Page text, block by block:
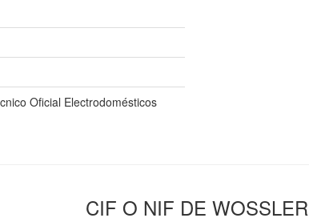
Oficial Electrodomésticos
CIF O NIF DE WOSSLER